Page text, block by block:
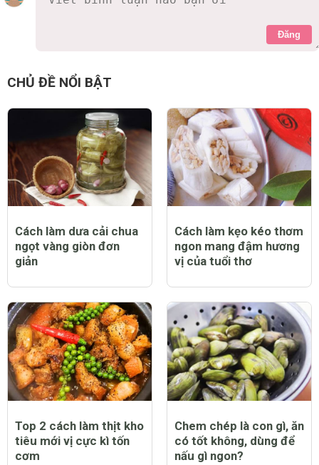
Đăng
CHỦ ĐỀ NỔI BẬT
Cách làm dưa cải chua
ngọt vàng giòn đơn
giản
Cách làm kẹo kéo thơm
ngon mang đậm hương
vị của tuổi thơ
Top 2 cách làm thịt kho
tiêu mới vị cực kì tốn
cơm
Chem chép là con gì, ăn
có tốt không, dùng để
nấu gì ngon?